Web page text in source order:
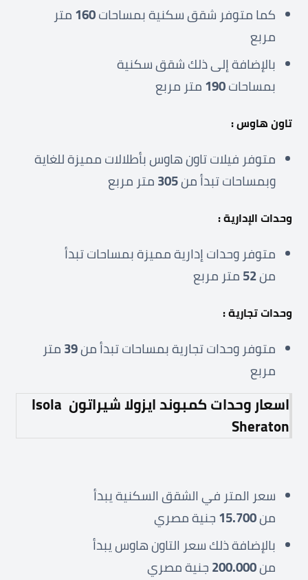
كما متوفر شقق سكنية بمساحات160متر
مربع
بالإضافة إلى ذلك شقق سكنية
بمساحات190متر مربع
تاون هاوس :
متوفر فيلات تاون هاوس بأطلالات مميزة للغاية
وبمساحات تبدأ من305متر مربع
وحدات الإدارية :
متوفر وحدات إدارية مميزة بمساحات تبدأ
من52متر مربع
وحدات تجارية :
متوفر وحدات تجارية بمساحات تبدأ من39متر
مربع
اسعار وحدات كمبوند ايزولا شيراتون Isola
Sheraton
سعر المتر في الشقق السكنية يبدأ
من15.700جنية مصري
بالإضافة ذلك سعر التاون هاوس يبدأ
من200.000جنية مصري